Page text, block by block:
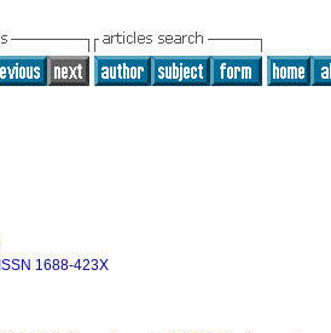
ISSN 1688-423X